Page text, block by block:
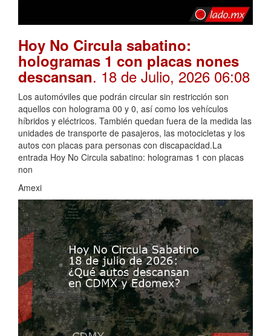
Hoy No Circula sabatino:
hologramas 1 con placas nones
descansan. 18 de Julio, 2026 06:08
Los automóviles que podrán circular sin restricción son
aquellos con holograma 00 y 0, así como los vehículos
híbridos y eléctricos. También quedan fuera de la medida las
unidades de transporte de pasajeros, las motocicletas y los
autos con placas para personas con discapacidad.La
entrada Hoy No Circula sabatino: hologramas 1 con placas
non
Amexi